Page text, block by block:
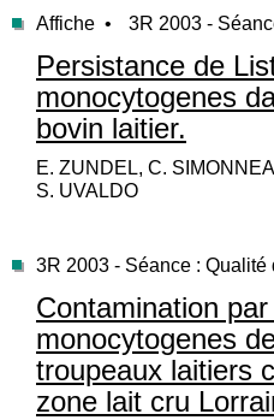
Affiche • 3R 2003 -
Persistance de
monocytogenes
bovin laitier.
E. ZUNDEL, C.
S. UVALDO
3R 2003 - Séance : Qualité
Contamination
monocytogenes
troupeaux laitiers
zone lait cru